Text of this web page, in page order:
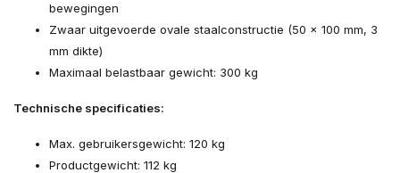
bewegingen
Zwaar uitgevoerde ovale staalconstructie (50 x 100 mm, 3
mm dikte)
Maximaal belastbaar gewicht: 300 kg
Technische specificaties:
Max. gebruikersgewicht: 120 kg
Productgewicht: 112 kg